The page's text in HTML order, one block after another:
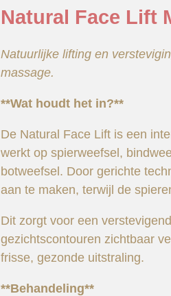
Natural Face Lift
Natuurlijke lifting en
massage.
**Wat houdt het in?**
De Natural Face Lift is een
werkt op spierweefsel,
botweefsel. Door gerichte
aan te maken, terwijl de
Dit zorgt voor een
gezichtscontouren zichtbaar
frisse, gezonde uitstraling.
**Behandeling**